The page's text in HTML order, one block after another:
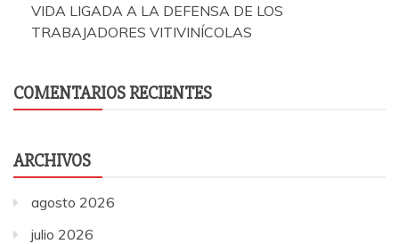
VIDA LIGADA A LA DEFENSA DE LOS
TRABAJADORES VITIVINÍCOLAS
COMENTARIOS RECIENTES
ARCHIVOS
agosto 2026
julio 2026